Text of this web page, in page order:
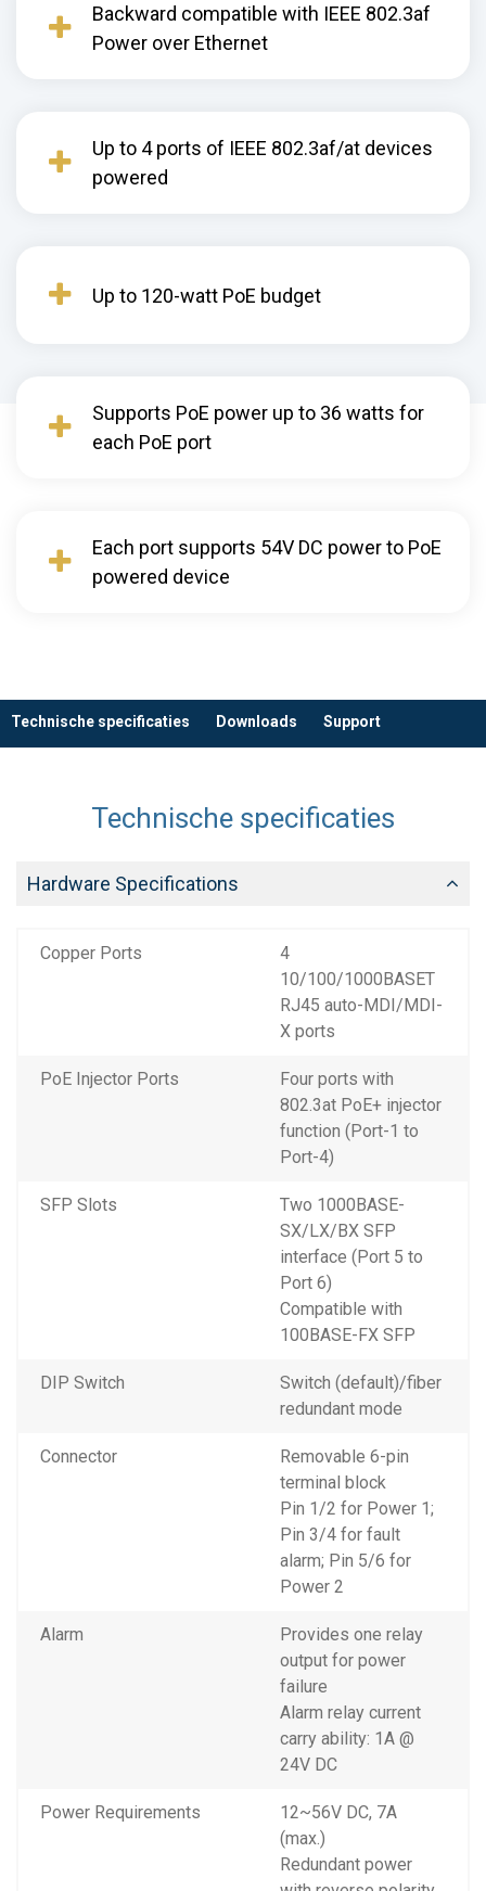
Backward compatible with IEEE 802.3af
Power over Ethernet
Up to 4 ports of IEEE 802.3af/at devices
powered
Up to 120-watt PoE budget
Supports PoE power up to 36 watts for
each PoE port
Each port supports 54V DC power to PoE
powered device
Technische specificaties Downloads Support
Technische specificaties
Hardware Specifications
Copper Ports
4
10/100/1000BASET
RJ45 auto-MDI/MDI-
X ports
PoE Injector Ports
Four ports with
802.3at PoE+ injector
function (Port-1 to
Port-4)
SFP Slots
Two 1000BASE-
SX/LX/BX SFP
interface (Port 5 to
Port 6)
Compatible with
100BASE-FX SFP
DIP Switch
Switch (default)/fiber
redundant mode
Connector
Removable 6-pin
terminal block
Pin 1/2 for Power 1;
Pin 3/4 for fault
alarm; Pin 5/6 for
Power 2
Alarm
Provides one relay
output for power
failure
Alarm relay current
carry ability: 1A @
24V DC
Power Requirements
12~56V DC, 7A
(max.)
Redundant power